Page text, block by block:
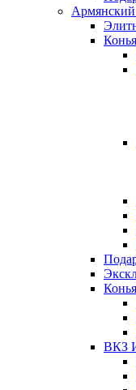
Армянский
ВКЗ